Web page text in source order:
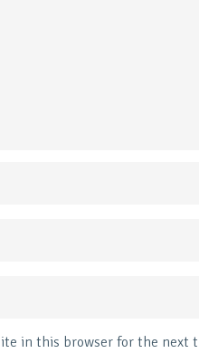
in this browser for the next